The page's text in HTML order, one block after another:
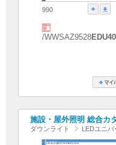
990
/WWSAZ9528
施設・屋外照明 総合カ
ダウンライト LEDユニ